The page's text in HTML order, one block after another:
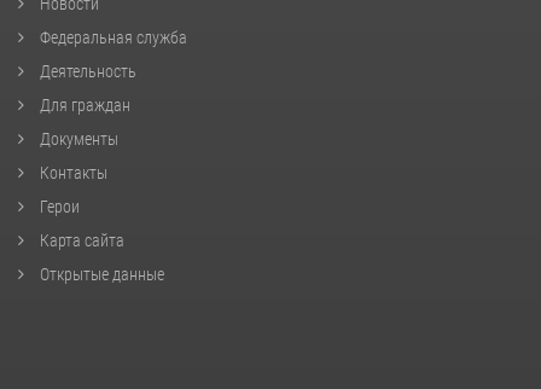
Новости
Федеральная служба
Деятельность
Для граждан
Документы
Контакты
Герои
Карта сайта
Открытые данные